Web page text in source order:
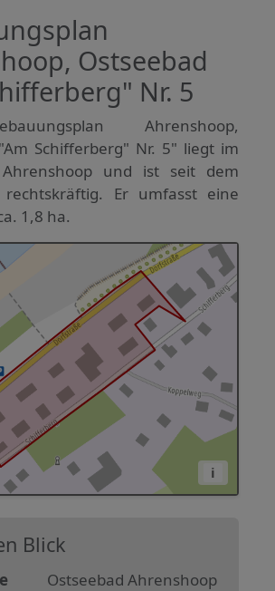
Ostseebad
Nr. 5
Ahrenshoop,
Schifferberg" Nr. 5" liegt im
Ahrenshoop und ist seit dem
rechtskräftig. Er umfasst eine
1,8 ha.
i
Blick
Ostseebad Ahrenshoop